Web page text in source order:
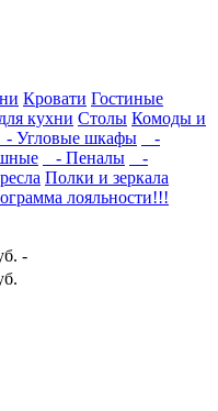
Кровати Гостиные
кухни Столы Комоды и
- Угловые шкафы
-
- Пеналы
-
Полки и зеркала
лояльности!!!
-